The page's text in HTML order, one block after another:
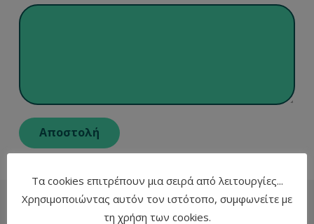
Τα cookies επιτρέπουν μια σειρά από λειτουργίες...
Χρησιμοποιώντας αυτόν τον ιστότοπο, συμφωνείτε με
τη χρήση των cookies.